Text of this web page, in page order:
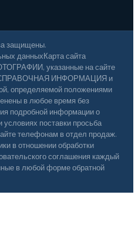
защищены.
данныхКарта сайта
указанные на сайте
СПРАВОЧНАЯ ИНФОРМАЦИЯ и
определяемой положениями
в любое время без
подробной информации о
условиях поставки просьба
телефонам в отдел продаж.
в отношении обработки
соглашения каждый
в любой форме обратной